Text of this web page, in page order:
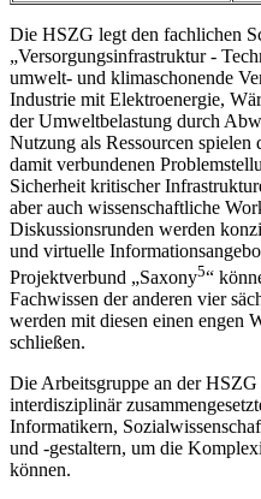
Die HSZG legt den fachlichen
„Versorgungsinfrastruktur -
umwelt- und klimaschonende
Industrie mit Elektroenergie,
der Umweltbelastung durch
Nutzung als Ressourcen
damit verbundenen
Sicherheit kritischer
aber auch wissenschaftliche
Diskussionsrunden werden
und virtuelle
Projektverbund „Saxony5“
Fachwissen der anderen vier
werden mit diesen einen engen
schließen.
Die Arbeitsgruppe an der
interdisziplinär
Informatikern,
und -gestaltern, um die
können.